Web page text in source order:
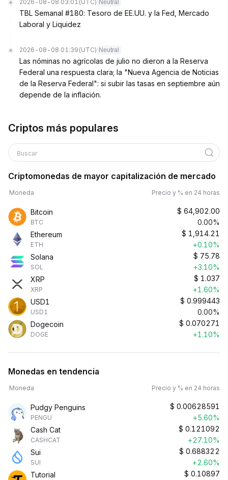
2026-08-08 03:01 (UTC) Neutral
TBL Semanal #180: Tesoro de EE.UU. y la Fed, Mercado
Laboral y Liquidez
2026-08-08 01:39 (UTC) Neutral
Las nóminas no agrícolas de julio no dieron a la Reserva
Federal una respuesta clara; la "Nueva Agencia de Noticias
de la Reserva Federal": si subir las tasas en septiembre aún
depende de la inflación.
Criptos más populares
Buscar
Criptomonedas de mayor capitalización de mercado
Moneda Precio y % en 24 horas
Bitcoin
BTC
$ 64,902.00
0.00%
Ethereum
ETH
$ 1,914.21
+0.10%
Solana
SOL
$ 75.78
+3.10%
XRP
XRP
$ 1.037
+1.60%
USD1
USD1
$ 0.999443
0.00%
Dogecoin
DOGE
$ 0.070271
+1.10%
Monedas en tendencia
Moneda Precio y % en 24 horas
Pudgy Penguins
PENGU
$ 0.00628591
+5.60%
Cash Cat
CASHCAT
$ 0.121092
+27.10%
Sui
SUI
$ 0.688322
+2.60%
Tutorial
$ 0.10897